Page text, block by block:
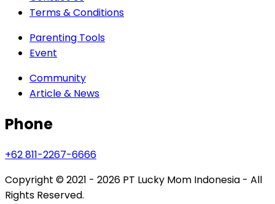
Terms & Conditions
Parenting Tools
Event
Community
Article & News
Phone
+62 811-2267-6666
Copyright © 2021 - 2026 PT Lucky Mom Indonesia - All
Rights Reserved.